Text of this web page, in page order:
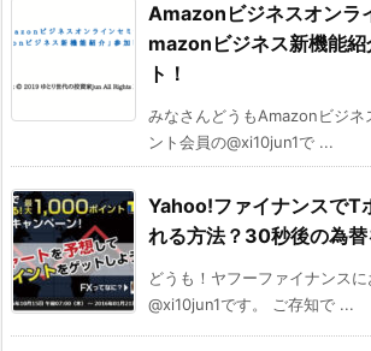
Amazonビジネスオンラ
mazonビジネス新機能
ト！
みなさんどうもAmazonビジネ
ント会員の@xi10jun1で ...
Yahoo!ファイナンスでT
れる方法？30秒後の為替
どうも！ヤフーファイナンス
@xi10jun1です。 ご存知で ...